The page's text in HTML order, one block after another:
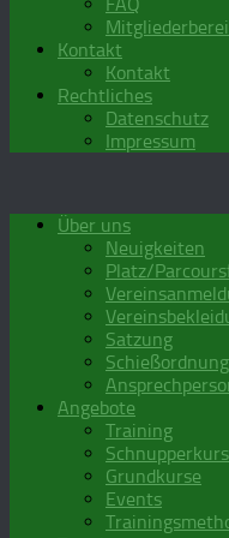
Kontakt
Kontakt
Rechtliches
Datenschutz
Impressum
Über uns
Neuigkeiten
Platz/
Satzung
Schießordnung
Angebote
Training
Grundkurse
Events